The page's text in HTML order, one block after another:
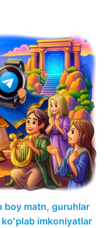
boy matn, guruhlar
imkoniyatlar